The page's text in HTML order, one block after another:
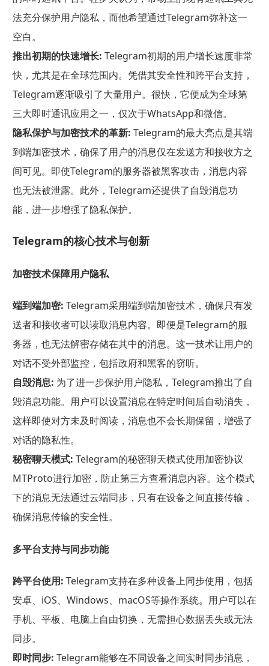
法充分保护用户隐私，而他希望通过Telegram弥补这一
空白。
推出初期的快速增长: Telegram初期的用户增长速度非常
快，尤其是在全球范围内。凭借其安全性和跨平台支持，
Telegram逐渐吸引了大量用户。很快，它便成为全球第
三大即时通讯应用之一，仅次于WhatsApp和微信。
隐私保护与加密技术的革新: Telegram的最大亮点是其端
到端加密技术，确保了用户的消息仅在发送方和接收方之
间可见。即使Telegram的服务器被黑客攻击，消息内容
也无法被泄露。此外，Telegram还提供了自毁消息功
能，进一步增强了隐私保护。
Telegram的核心技术与创新
加密技术保障用户隐私
端到端加密: Telegram采用端到端加密技术，确保只有发
送者和接收者可以读取消息内容。即便是Telegram的服
务器，也无法解密存储在其中的消息。这一技术让用户的
对话不受外部监控，包括政府和黑客的窃听。
自毁消息: 为了进一步保护用户隐私，Telegram推出了自
毁消息功能。用户可以设置消息在特定时间后自动消失，
这样即使对方未及时阅读，消息也不会长期保留，增强了
对话的隐私性。
秘密聊天模式: Telegram的秘密聊天模式使用加密协议
MTProto进行加密，防止第三方查看消息内容。这个模式
下的消息无法通过云端同步，只有在设备之间直接传输，
确保消息传输的安全性。
多平台支持与同步功能
跨平台使用: Telegram支持在多种设备上同步使用，包括
安卓、iOS、Windows、macOS等操作系统。用户可以在
手机、平板、电脑上自由切换，无需担心数据丢失或无法
同步。
即时同步: Telegram能够在不同设备之间实时同步消息，